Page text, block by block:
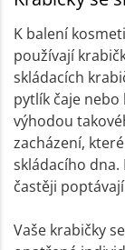
K balení
používají
skládacích
pytlík čaje nebo
výhodou
zacházení,
skládacího
častěji
Vaše krabičky